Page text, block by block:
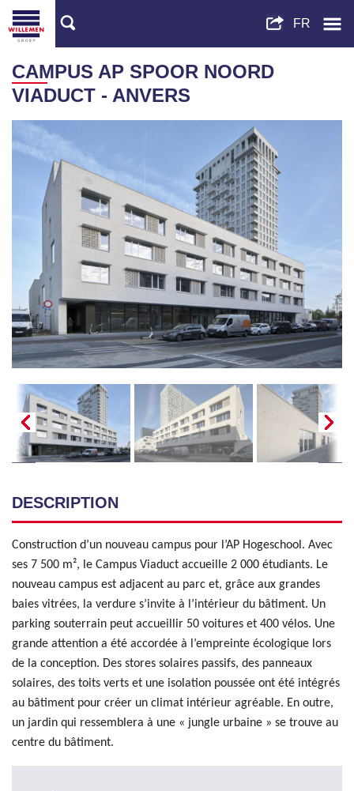
CAMPUS AP SPOOR NOORD
VIADUCT - ANVERS
DESCRIPTION
Construction d’un nouveau campus pour l’AP Hogeschool. Avec
ses 7 500 m², le Campus Viaduct accueille 2 000 étudiants. Le
nouveau campus est adjacent au parc et, grâce aux grandes
baies vitrées, la verdure s’invite à l’intérieur du bâtiment. Un
parking souterrain peut accueillir 50 voitures et 400 vélos. Une
grande attention a été accordée à l’empreinte écologique lors
de la conception. Des stores solaires passifs, des panneaux
solaires, des toits verts et une isolation poussée ont été intégrés
au bâtiment pour créer un climat intérieur agréable. En outre,
un jardin qui ressemblera à une « jungle urbaine » se trouve au
centre du bâtiment.